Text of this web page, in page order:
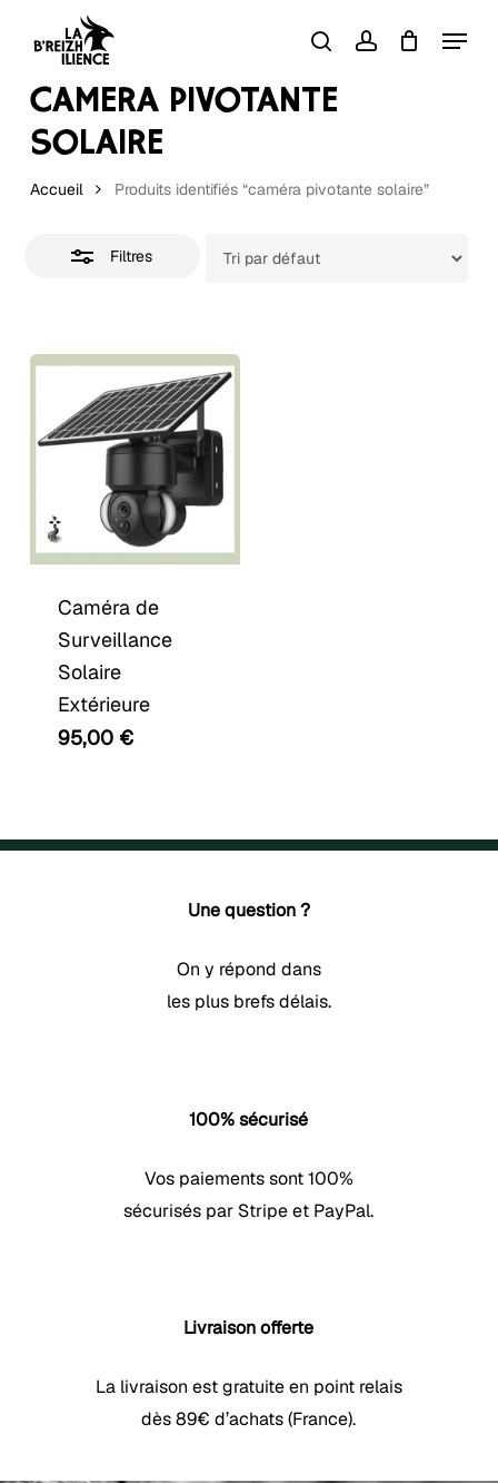
content
searchaccount
Menu
Panier Close
CAMÉRA PIVOTANTE
SOLAIRE
Accueil Produits identifiés “caméra pivotante solaire”
Filtres
Close
Caméra de
Surveillance
Solaire
Extérieure
95,00 €
Une question ?
On y répond dans
les plus brefs délais.
100% sécurisé
Vos paiements sont 100%
sécurisés par Stripe et PayPal.
Livraison offerte
La livraison est gratuite en point relais
dès 89€ d’achats (France).